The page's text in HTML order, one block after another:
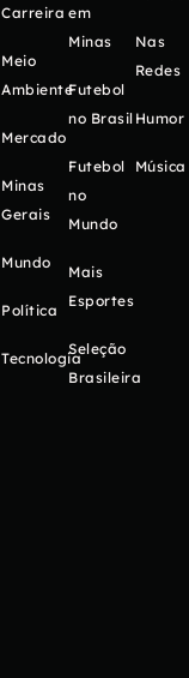
Carreira
Meio
Ambiente
Mercado
Minas
Gerais
Mundo
Política
Tecnologia
em
Minas
Futebol
no Brasil
Futebol
no
Mundo
Mais
Esportes
Seleção
Brasileira
Nas
Redes
Humor
Música